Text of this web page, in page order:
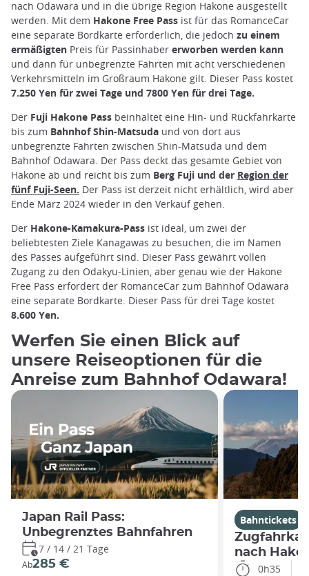
nach Odawara und in die übrige Region Hakone ausgestellt
werden. Mit dem Hakone Free Pass ist für das RomanceCar
eine separate Bordkarte erforderlich, die jedoch zu einem
ermäßigten Preis für Passinhaber erworben werden kann
und dann für unbegrenzte Fahrten mit acht verschiedenen
Verkehrsmitteln im Großraum Hakone gilt. Dieser Pass kostet
7.250 Yen für zwei Tage und 7800 Yen für drei Tage.
Der Fuji Hakone Pass beinhaltet eine Hin- und Rückfahrkarte
bis zum Bahnhof Shin-Matsuda und von dort aus
unbegrenzte Fahrten zwischen Shin-Matsuda und dem
Bahnhof Odawara. Der Pass deckt das gesamte Gebiet von
Hakone ab und reicht bis zum Berg Fuji und der Region der
fünf Fuji-Seen. Der Pass ist derzeit nicht erhältlich, wird aber
Ende März 2024 wieder in den Verkauf gehen.
Der Hakone-Kamakura-Pass ist ideal, um zwei der
beliebtesten Ziele Kanagawas zu besuchen, die im Namen
des Passes aufgeführt sind. Dieser Pass gewährt vollen
Zugang zu den Odakyu-Linien, aber genau wie der Hakone
Free Pass erfordert der RomanceCar zum Bahnhof Odawara
eine separate Bordkarte. Dieser Pass für drei Tage kostet
8.600 Yen.
Werfen Sie einen Blick auf
unsere Reiseoptionen für die
Anreise zum Bahnhof Odawara!
Japan Rail Pass:
Unbegrenztes Bahnfahren
7 / 14 / 21 Tage
Ab285 €
Bahntickets
nach
0h35